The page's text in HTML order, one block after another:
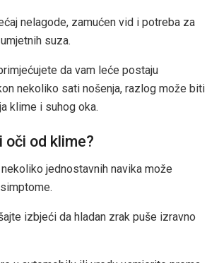
nelagode, zamućen vid i potreba za
suza.
da vam leće postaju
nekoliko sati nošenja, razlog može biti
klime i suhog oka.
od klime?
jednostavnih navika može
izbjeći da hladan zrak puše izravno